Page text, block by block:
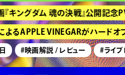
グダム 魂の決戦』公開記念PV解
APPLE VINEGARがハードオフ
#映画解説 / レビュー #ライブレ